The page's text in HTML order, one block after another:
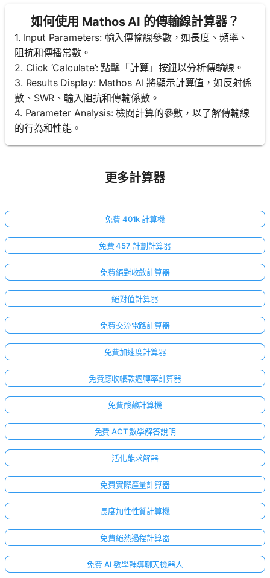
如何使用 Mathos AI 的傳輸線計算器？
1. Input Parameters: 輸入傳輸線參數，如長度、頻率、
阻抗和傳播常數。
2. Click ‘Calculate’: 點擊「計算」按鈕以分析傳輸線。
3. Results Display: Mathos AI 將顯示計算值，如反射係
數、SWR、輸入阻抗和傳輸係數。
4. Parameter Analysis: 檢閱計算的參數，以了解傳輸線
的行為和性能。
更多計算器
免費 401k 計算機
免費 457 計劃計算器
免費絕對收斂計算器
絕對值計算器
免費交流電路計算器
免費加速度計算器
免費應收帳款週轉率計算器
免費酸鹼計算機
免費 ACT 數學解答說明
活化能求解器
免費實際產量計算器
長度加性性質計算機
免費絕熱過程計算器
免費 AI 數學輔導聊天機器人